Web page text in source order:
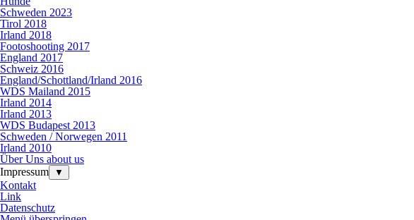
Schweden 2023
Tirol 2018
Irland 2018
Footoshooting 2017
England 2017
Schweiz 2016
England/Schottland/Irland 2016
WDS Mailand 2015
Irland 2014
Irland 2013
WDS Budapest 2013
Schweden / Norwegen 2011
Irland 2010
Über Uns about us
Impressum
▼
Kontakt
Link
Datenschutz